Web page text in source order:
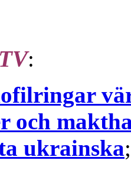
:
och
ukrainska;